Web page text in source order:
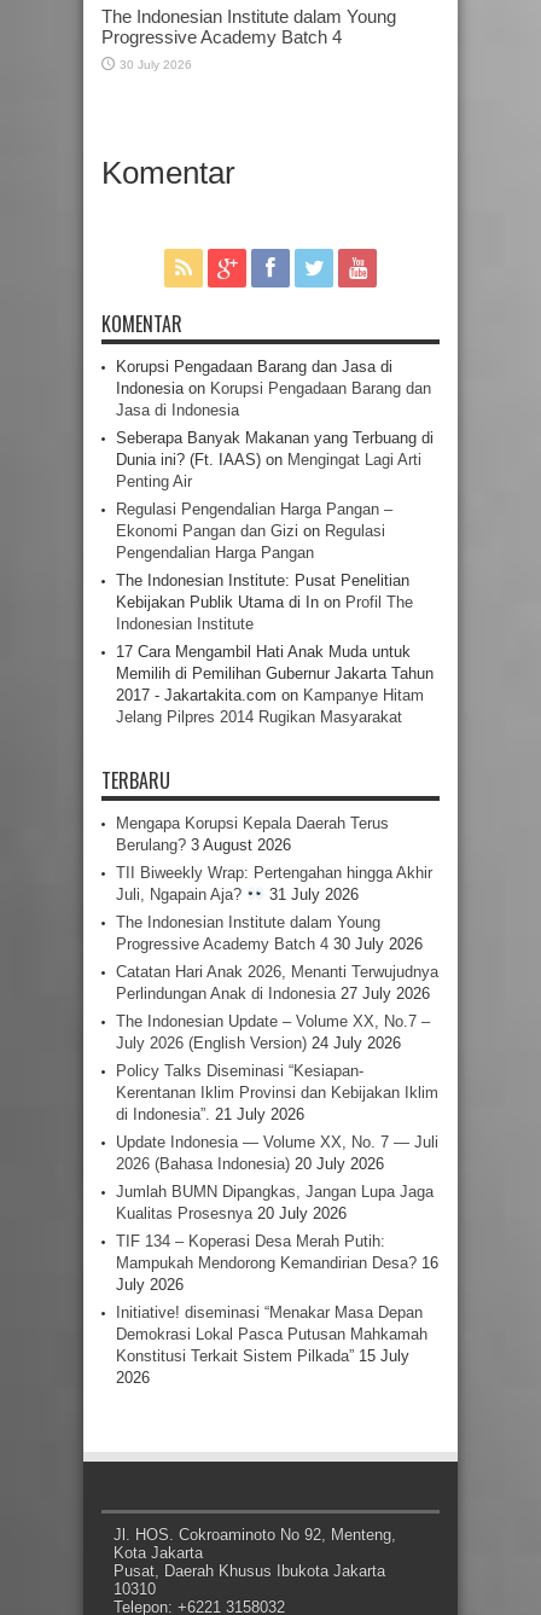
The Indonesian Institute dalam Young
Progressive Academy Batch 4
30 July 2026
Komentar
KOMENTAR
Korupsi Pengadaan Barang dan Jasa di
Indonesiaon Korupsi Pengadaan Barang dan
Jasa di Indonesia
Seberapa Banyak Makanan yang Terbuang di
Dunia ini? (Ft. IAAS) on Mengingat Lagi Arti
Penting Air
Regulasi Pengendalian Harga Pangan –
Ekonomi Pangan dan Gizi on Regulasi
Pengendalian Harga Pangan
The Indonesian Institute: Pusat Penelitian
Kebijakan Publik Utama di In on Profil The
Indonesian Institute
17 Cara Mengambil Hati Anak Muda untuk
Memilih di Pemilihan Gubernur Jakarta Tahun
2017 - Jakartakita.com on Kampanye Hitam
Jelang Pilpres 2014 Rugikan Masyarakat
TERBARU
Mengapa Korupsi Kepala Daerah Terus
Berulang? 3 August 2026
TII Biweekly Wrap: Pertengahan hingga Akhir
Juli, Ngapain Aja?
31 July 2026
The Indonesian Institute dalam Young
Progressive Academy Batch 4 30 July 2026
Catatan Hari Anak 2026, Menanti Terwujudnya
Perlindungan Anak di Indonesia 27 July 2026
The Indonesian Update – Volume XX, No.7 –
July 2026 (English Version) 24 July 2026
Policy Talks Diseminasi “Kesiapan-
Kerentanan Iklim Provinsi dan Kebijakan Iklim
di Indonesia”. 21 July 2026
Update Indonesia — Volume XX, No. 7 — Juli
2026 (Bahasa Indonesia) 20 July 2026
Jumlah BUMN Dipangkas, Jangan Lupa Jaga
Kualitas Prosesnya 20 July 2026
TIF 134 – Koperasi Desa Merah Putih:
Mampukah Mendorong Kemandirian Desa? 16
July 2026
Initiative! diseminasi “Menakar Masa Depan
Demokrasi Lokal Pasca Putusan Mahkamah
Konstitusi Terkait Sistem Pilkada” 15 July
2026
Jl. HOS. Cokroaminoto No 92, Menteng,
Kota Jakarta
Pusat, Daerah Khusus Ibukota Jakarta
10310
Telepon: +6221 3158032